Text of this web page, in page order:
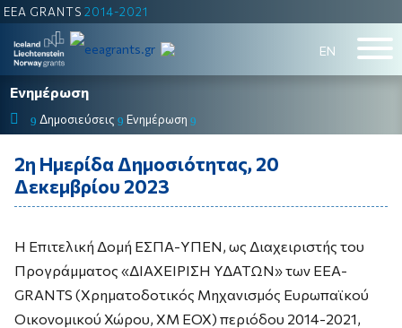
EEA GRANTS2014-2021
ΕΝ
Ενημέρωση
9 Δημοσιεύσεις 9 Ενημέρωση 9
2η Ημερίδα Δημοσιότητας, 20
Δεκεμβρίου 2023
H Επιτελική Δομή ΕΣΠΑ-ΥΠΕΝ, ως Διαχειριστής του
Προγράμματος «ΔΙΑΧΕΙΡΙΣΗ ΥΔΑΤΩΝ» των EEA-
GRANTS (Χρηματοδοτικός Μηχανισμός Ευρωπαϊκού
Οικονομικού Χώρου, ΧΜ ΕΟΧ) περιόδου 2014-2021,